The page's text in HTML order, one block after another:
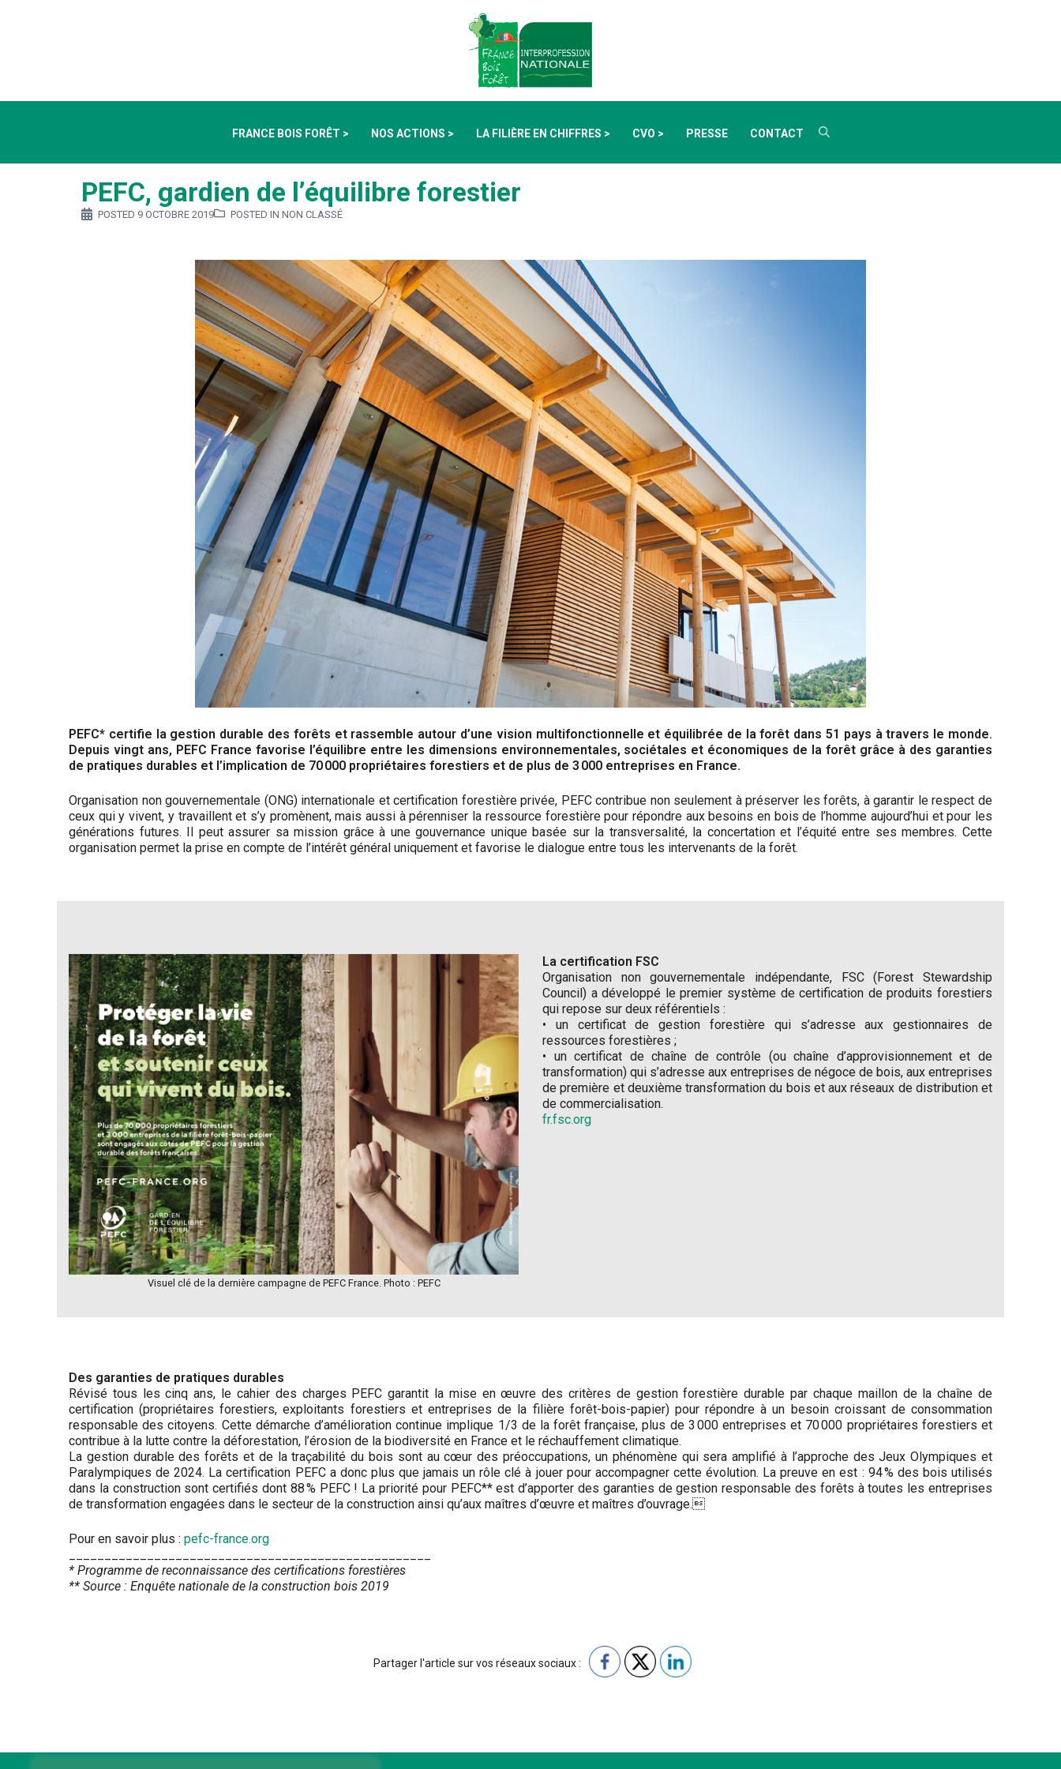
FRANCE BOIS FORÊT > NOS ACTIONS > LA FILIÈRE EN CHIFFRES > CVO > PRESSE CONTACT
PEFC, gardien de l’équilibre forestier
POSTED 9 OCTOBRE 2019 POSTED IN NON CLASSÉ
PEFC* certifie la gestion durable des forêts et rassemble autour d’une vision multifonctionnelle et équilibrée de la forêt dans 51 pays à travers le monde.
Depuis vingt ans, PEFC France favorise l’équilibre entre les dimensions environnementales, sociétales et économiques de la forêt grâce à des garanties
de pratiques durables et l’implication de 70 000 propriétaires forestiers et de plus de 3 000 entreprises en France.
Organisation non gouvernementale (ONG) internationale et certification forestière privée, PEFC contribue non seulement à préserver les forêts, à garantir le respect de
ceux qui y vivent, y travaillent et s’y promènent, mais aussi à pérenniser la ressource forestière pour répondre aux besoins en bois de l’homme aujourd’hui et pour les
générations futures. Il peut assurer sa mission grâce à une gouvernance unique basée sur la transversalité, la concertation et l’équité entre ses membres. Cette
organisation permet la prise en compte de l’intérêt général uniquement et favorise le dialogue entre tous les intervenants de la forêt.
Visuel clé de la dernière campagne de PEFC France. Photo : PEFC
La certification FSC
Organisation non gouvernementale indépendante, FSC (Forest Stewardship
Council) a développé le premier système de certification de produits forestiers
qui repose sur deux référentiels :
• un certificat de gestion forestière qui s’adresse aux gestionnaires de
ressources forestières ;
• un certificat de chaîne de contrôle (ou chaîne d’approvisionnement et de
transformation) qui s’adresse aux entreprises de négoce de bois, aux entreprises
de première et deuxième transformation du bois et aux réseaux de distribution et
de commercialisation.
fr.fsc.org
Des garanties de pratiques durables
Révisé tous les cinq ans, le cahier des charges PEFC garantit la mise en œuvre des critères de gestion forestière durable par chaque maillon de la chaîne de
certification (propriétaires forestiers, exploitants forestiers et entreprises de la filière forêt-bois-papier) pour répondre à un besoin croissant de consommation
responsable des citoyens. Cette démarche d’amélioration continue implique 1/3 de la forêt française, plus de 3 000 entreprises et 70 000 propriétaires forestiers et
contribue à la lutte contre la déforestation, l’érosion de la biodiversité en France et le réchauffement climatique.
La gestion durable des forêts et de la traçabilité du bois sont au cœur des préoccupations, un phénomène qui sera amplifié à l’approche des Jeux Olympiques et
Paralympiques de 2024. La certification PEFC a donc plus que jamais un rôle clé à jouer pour accompagner cette évolution. La preuve en est : 94 % des bois utilisés
dans la construction sont certifiés dont 88 % PEFC ! La priorité pour PEFC** est d’apporter des garanties de gestion responsable des forêts à toutes les entreprises
de transformation engagées dans le secteur de la construction ainsi qu’aux maîtres d’œuvre et maîtres d’ouvrage.
Pour en savoir plus : pefc-france.org
* Programme de reconnaissance des certifications forestières
** Source : Enquête nationale de la construction bois 2019
Partager l'article sur vos réseaux sociaux :